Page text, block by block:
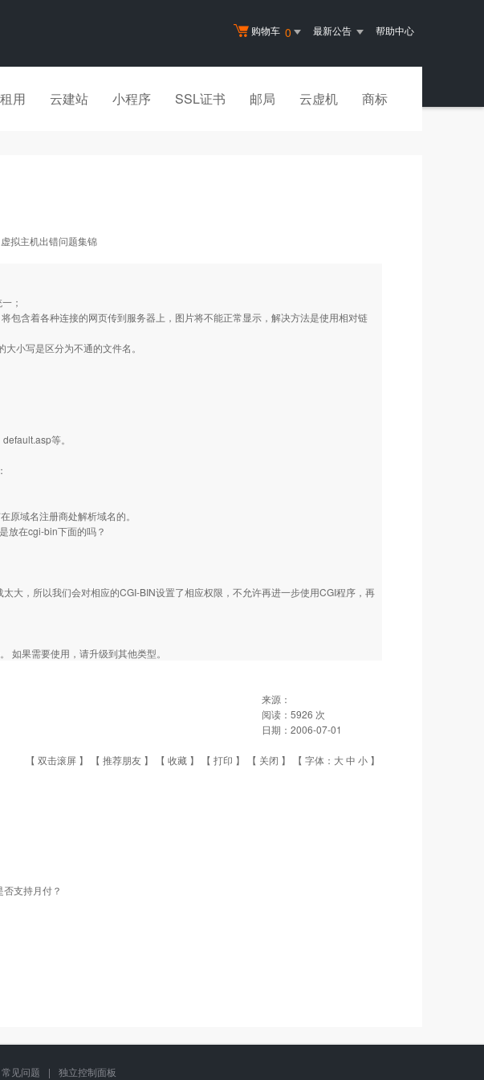
购物车 0 最新公告 帮助中心
用 云建站 小程序 SSL证书 邮局 云虚机 商标
虚拟主机出错问题集锦
；
包含着各种连接的网页传到服务器上，图片将不能正常显示，解决方法是使用相对链
小写是区分为不通的文件名。
等。
原域名注册商处解析域名的。
放在cgi-bin下面的吗？
大，所以我们会对相应的CGI-BIN设置了相应权限，不允许再进一步使用CGI程序，再
如果需要使用，请升级到其他类型。
来源：
阅读： 5926 次
日期： 2006-07-01
【 双击滚屏 】 【 推荐朋友 】 【 收藏 】 【 打印 】 【 关闭 】 【 字体： 大中 小 】
支持月付？
常见问题 | 独立控制面板